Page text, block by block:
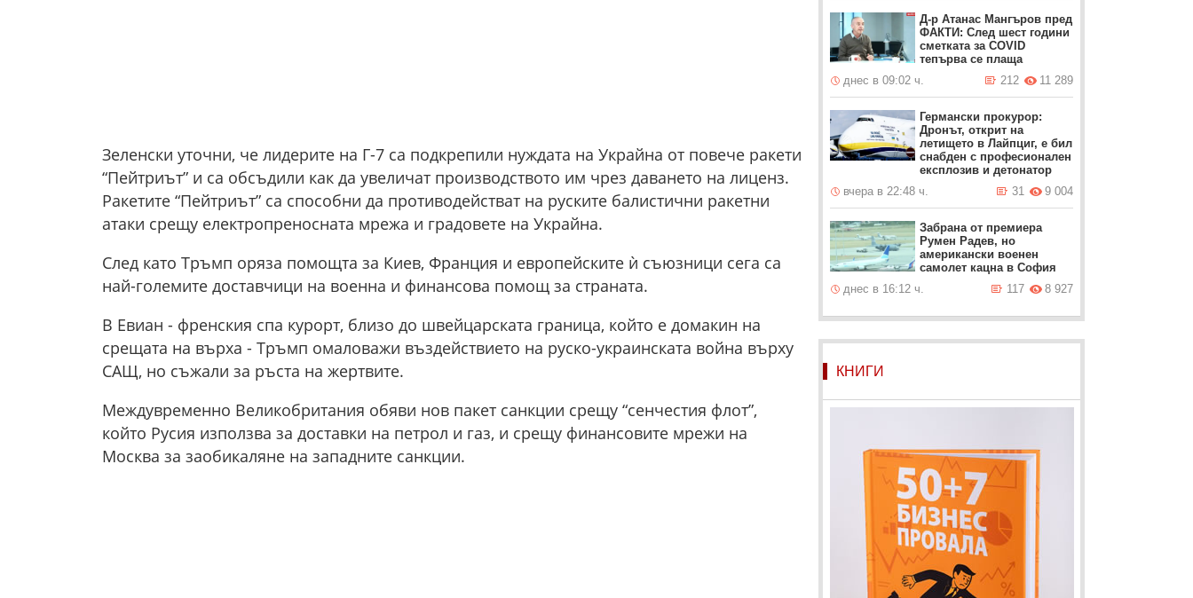
Зеленски уточни, че лидерите на Г-7 са подкрепили нуждата на Украйна от повече ракети
“Пейтриът” и са обсъдили как да увеличат производството им чрез даването на лиценз.
Ракетите “Пейтриът” са способни да противодействат на руските балистични ракетни
атаки срещу електропреносната мрежа и градовете на Украйна.
След като Тръмп оряза помощта за Киев, Франция и европейските ѝ съюзници сега са
най-големите доставчици на военна и финансова помощ за страната.
В Евиан - френския спа курорт, близо до швейцарската граница, който е домакин на
срещата на върха - Тръмп омаловажи въздействието на руско-украинската война върху
САЩ, но съжали за ръста на жертвите.
Междувременно Великобритания обяви нов пакет санкции срещу “сенчестия флот”,
който Русия използва за доставки на петрол и газ, и срещу финансовите мрежи на
Москва за заобикаляне на западните санкции.
Д-р Атанас Мангъров пред
ФАКТИ: След шест години
сметката за COVID
тепърва се плаща
днес в 09:02 ч.
11 289
212
Германски прокурор:
Дронът, открит на
летището в Лайпциг, е бил
снабден с професионален
експлозив и детонатор
вчера в 22:48 ч.
9 004
31
Забрана от премиера
Румен Радев, но
американски военен
самолет кацна в София
днес в 16:12 ч.
8 927
117
КНИГИ